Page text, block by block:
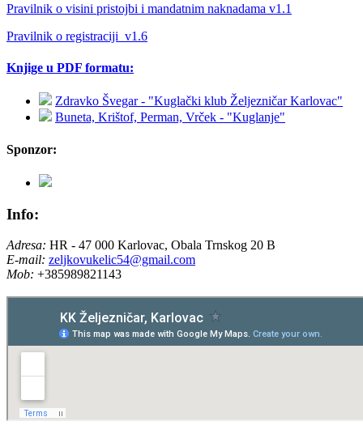
Pravilnik o visini pristojbi i mandatnim naknadama v1.1
Pravilnik o registraciji_v1.6
Knjige u PDF formatu:
Zdravko Švegar - "Kuglački klub Željezničar Karlovac"
Buneta, Krištof, Perman, Vrček - "Kuglanje"
Sponzor:
Info:
Adresa: HR - 47 000 Karlovac, Obala Trnskog 20 B
E-mail: zeljkovukelic54@gmail.com
Mob: +385989821143